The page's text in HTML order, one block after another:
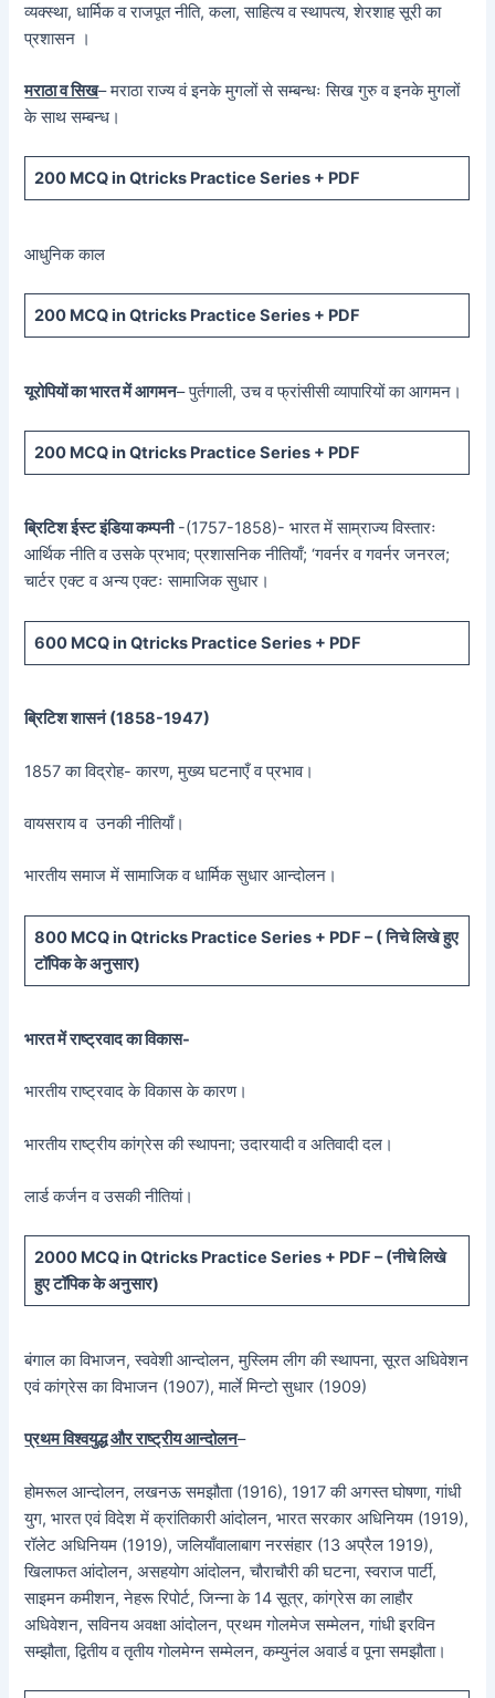
व्यक्स्था, धार्मिक व राजपूत नीति, कला, साहित्य व स्थापत्य, शेरशाह सूरी का
प्रशासन ।
मराठा व सिख– मराठा राज्य वं इनके मुगलों से सम्बन्धः सिख गुरु व इनके मुगलों
के साथ सम्बन्ध।
200 MCQ in Qtricks Practice Series + PDF
आधुनिक काल
200 MCQ in Qtricks Practice Series + PDF
यूरोपियों का भारत में आगमन– पुर्तगाली, उच व फ्रांसीसी व्यापारियों का आगमन।
200 MCQ in Qtricks Practice Series + PDF
ब्रिटिश ईस्ट इंडिया कम्पनी-(1757-1858)- भारत में साम्राज्य विस्तारः
आर्थिक नीति व उसके प्रभाव; प्रशासनिक नीतियाँ; ‘गवर्नर व गवर्नर जनरल;
चार्टर एक्ट व अन्य एक्टः सामाजिक सुधार।
600 MCQ in Qtricks Practice Series + PDF
ब्रिटिश शासनं (1858-1947)
1857 का विद्रोह- कारण, मुख्य घटनाएँ व प्रभाव।
वायसराय व उनकी नीतियाँ।
भारतीय समाज में सामाजिक व धार्मिक सुधार आन्दोलन।
800 MCQ in Qtricks Practice Series + PDF – (निचे लिखे हुए
टॉपिक के अनुसार)
भारत में राष्ट्रवाद का विकास-
भारतीय राष्ट्रवाद के विकास के कारण।
भारतीय राष्ट्रीय कांग्रेस की स्थापना; उदारयादी व अतिवादी दल।
लार्ड कर्जन व उसकी नीतियां।
2000 MCQ in Qtricks Practice Series + PDF – (नीचेलिखे
हुए टॉपिक के अनुसार)
बंगाल का विभाजन, स्ववेशी आन्दोलन, मुस्लिम लीग की स्थापना, सूरत अधिवेशन
एवं कांग्रेस का विभाजन (1907), मार्ले मिन्टो सुधार (1909)
प्रथम विश्वयुद्ध और राष्ट्रीय आन्दोलन–
होमरूल आन्दोलन, लखनऊ समझौता (1916), 1917 की अगस्त घोषणा, गांधी
युग, भारत एवं विदेश में क्रांतिकारी आंदोलन, भारत सरकार अधिनियम (1919),
रॉलेट अधिनियम (1919), जलियाँवालाबाग नरसंहार (13 अप्रैल 1919),
खिलाफत आंदोलन, असहयोग आंदोलन, चौराचौरी की घटना, स्वराज पार्टी,
साइमन कमीशन, नेहरू रिपोर्ट, जिन्ना के 14 सूत्र, कांग्रेस का लाहौर
अधिवेशन, सविनय अवक्षा आंदोलन, प्रथम गोलमेज सम्मेलन, गांधी इरविन
सम्झौता, द्वितीय व तृतीय गोलमेग्न सम्मेलन, कम्युनंल अवार्ड व पूना समझौता।